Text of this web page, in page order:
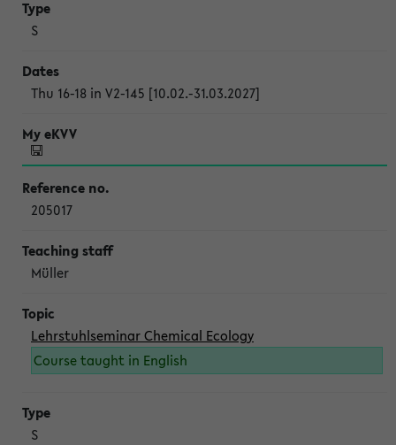
S
Thu 16-18 in V2-145 [10.02.-31.03.2027]
205017
Müller
Lehrstuhlseminar Chemical Ecology
Course taught in English
S